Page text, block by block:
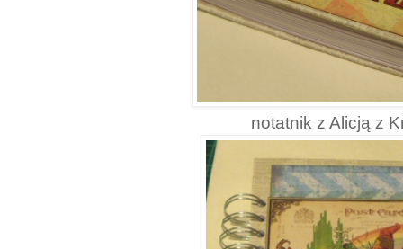
notatnik z Alicją z